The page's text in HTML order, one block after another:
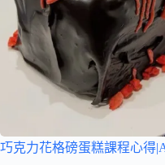
巧克力花格磅蛋糕課程心得